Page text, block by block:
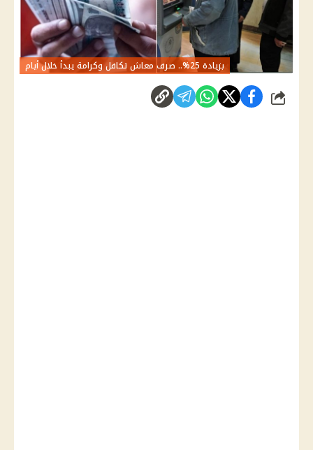
بزيادة 25%.. صرف معاش تكافل وكرامة يبدأ خلال أيام
شارك